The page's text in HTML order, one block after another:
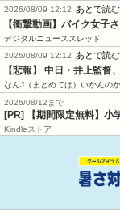
2026/08/09 12:12
あとで読む
【衝撃動画】バイク女
デジタルニューススレッド
2026/08/09 12:12
あとで読む
【悲報】 中日・井上監督
なんJ（まとめては）いかんの
2026/08/12まで
[PR] 【期間限定無料】小
Kindleストア